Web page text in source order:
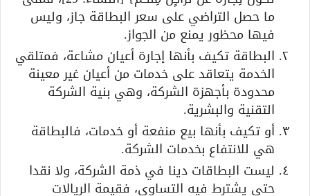
ما حصل التراضي على سعر البطاقة جاز، وليس
فيها محظور يمنع من الجواز.
البطاقة تكيف بأنها إجارة أعيان مشاعة، فمتلقي
الخدمة يتعاقد على خدمات من أعيان غير معينة
محدودة بأجهزة الشركة، وهي بنية الشركة
التقنية والبشرية.
أو تكيف بأنها بيع منفعة أو خدمات، فالبطاقة
هي للانتفاع بخدمات الشركة.
ليست البطاقات دينا في ذمة الشركة، ولا نقدا
حتى يشترط فيه التساوي، فقيمة الريالات